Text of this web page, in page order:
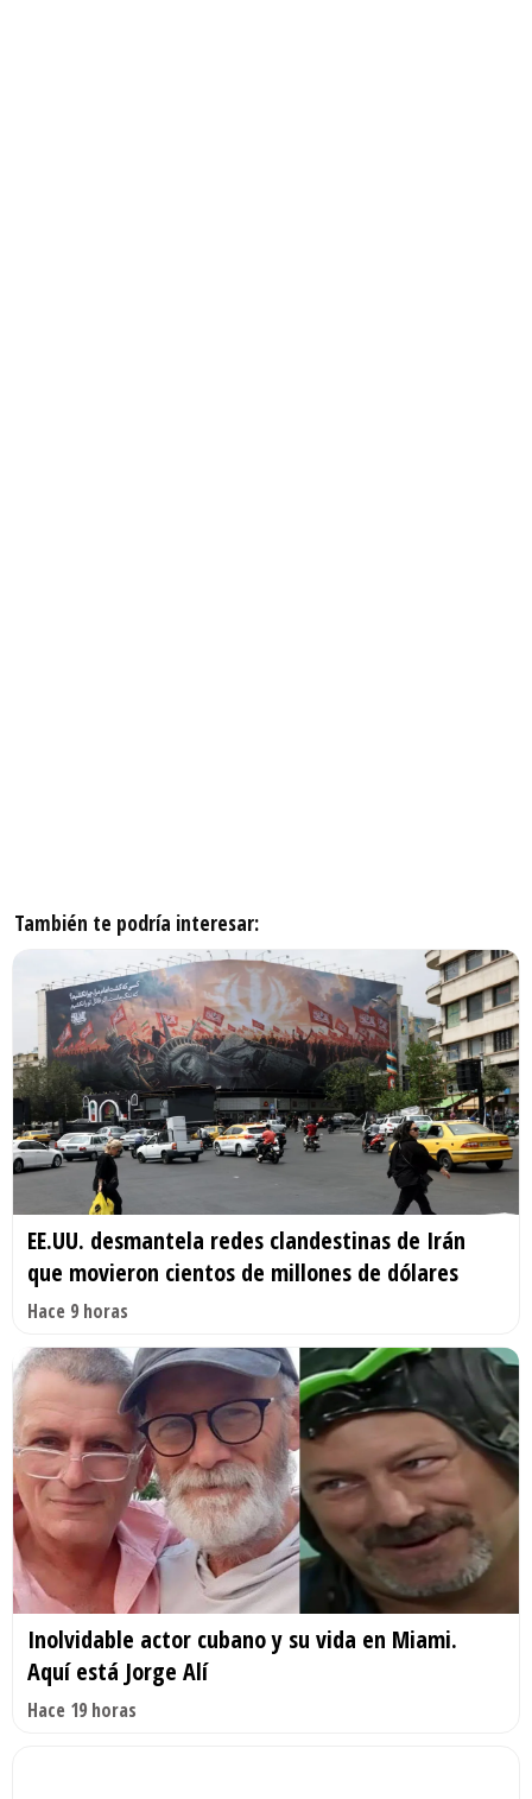
También te podría interesar:
EE.UU. desmantela redes clandestinas de Irán
que movieron cientos de millones de dólares
Hace 9 horas
Inolvidable actor cubano y su vida en Miami.
Aquí está Jorge Alí
Hace 19 horas